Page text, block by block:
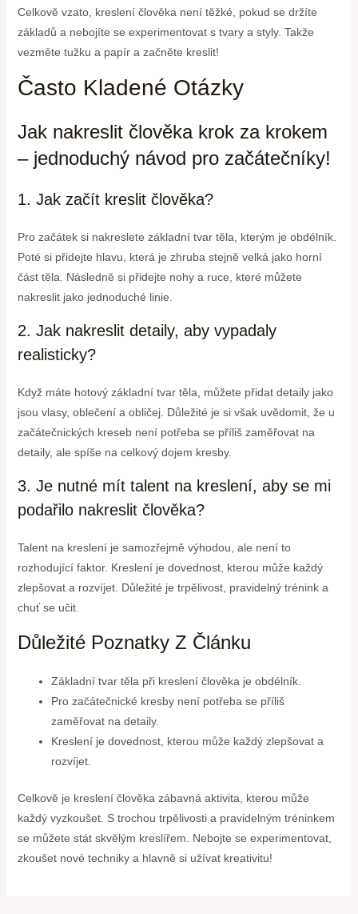
Celkově vzato, kreslení člověka není těžké, pokud se držíte
základů a nebojíte se experimentovat s tvary a styly. Takže
vezměte tužku a papír a začněte kreslit!
Často Kladené Otázky
Jak nakreslit člověka krok za krokem
– jednoduchý návod pro začátečníky!
1. Jak začít kreslit člověka?
Pro začátek si nakreslete základní tvar těla, kterým je obdélník.
Poté si přidejte hlavu, která je zhruba stejně velká jako horní
část těla. Následně si přidejte nohy a ruce, které můžete
nakreslit jako jednoduché linie.
2. Jak nakreslit detaily, aby vypadaly
realisticky?
Když máte hotový základní tvar těla, můžete přidat detaily jako
jsou vlasy, oblečení a obličej. Důležité je si však uvědomit, že u
začátečnických kreseb není potřeba se příliš zaměřovat na
detaily, ale spíše na celkový dojem kresby.
3. Je nutné mít talent na kreslení, aby se mi
podařilo nakreslit člověka?
Talent na kreslení je samozřejmě výhodou, ale není to
rozhodující faktor. Kreslení je dovednost, kterou může každý
zlepšovat a rozvíjet. Důležité je trpělivost, pravidelný trénink a
chuť se učit.
Důležité Poznatky Z Článku
Základní tvar těla při kreslení člověka je obdélník.
Pro začátečnické kresby není potřeba se příliš
zaměřovat na detaily.
Kreslení je dovednost, kterou může každý zlepšovat a
rozvíjet.
Celkově je kreslení člověka zábavná aktivita, kterou může
každý vyzkoušet. S trochou trpělivosti a pravidelným tréninkem
se můžete stát skvělým kreslířem. Nebojte se experimentovat,
zkoušet nové techniky a hlavně si užívat kreativitu!